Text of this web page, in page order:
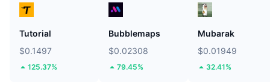
Tutorial
$0.1497
125.37%
Bubblemaps
$0.02308
79.45%
Mubarak
$0.01949
32.41%